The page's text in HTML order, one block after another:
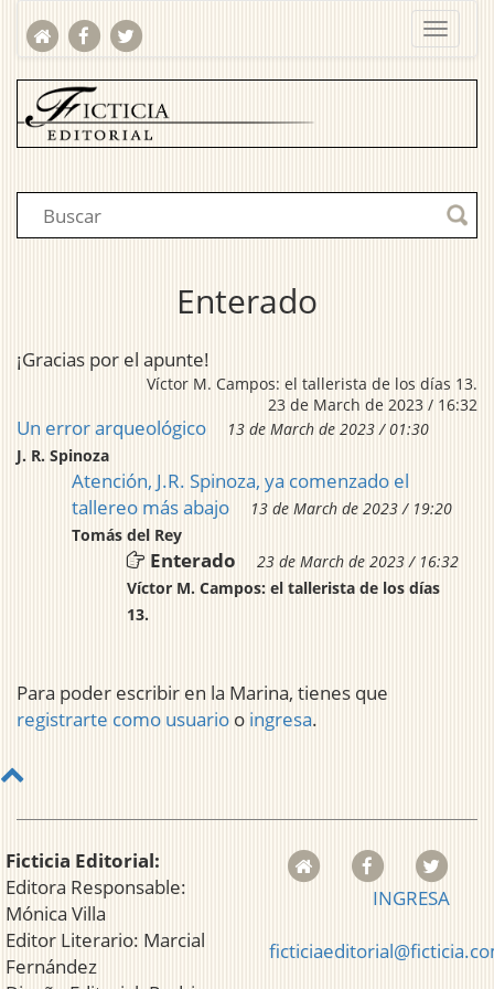
Enterado
¡Gracias por el apunte!
Víctor M. Campos: el tallerista de los días 13.
23 de March de 2023 / 16:32
Un error arqueológico
13 de March de 2023 / 01:30
J. R. Spinoza
Atención, J.R. Spinoza, ya comenzado el
tallereo más abajo
13 de March de 2023 / 19:20
Tomás del Rey
Enterado
23 de March de 2023 / 16:32
Víctor M. Campos: el tallerista de los días
13.
Para poder escribir en la Marina, tienes que
registrarte como usuario o ingresa.
Ficticia Editorial:
Editora Responsable:
Mónica Villa
Editor Literario: Marcial
Fernández
INGRESA